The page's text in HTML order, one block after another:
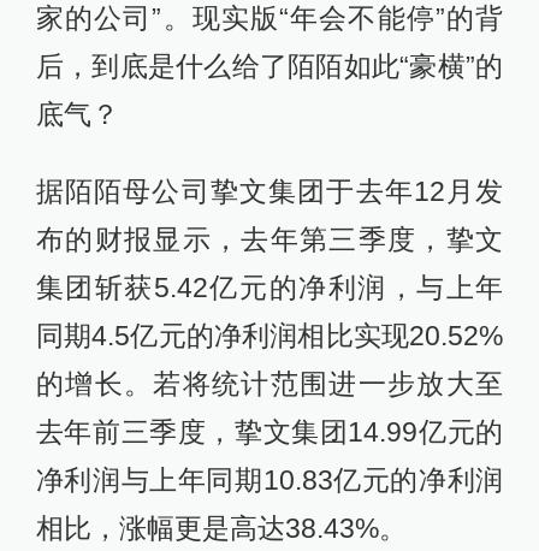
家的公司”。现实版“年会不能停”的背
后，到底是什么给了陌陌如此“豪横”的
底气？
据陌陌母公司挚文集团于去年12月发
布的财报显示，去年第三季度，挚文
集团斩获5.42亿元的净利润，与上年
同期4.5亿元的净利润相比实现20.52%
的增长。若将统计范围进一步放大至
去年前三季度，挚文集团14.99亿元的
净利润与上年同期10.83亿元的净利润
相比，涨幅更是高达38.43%。